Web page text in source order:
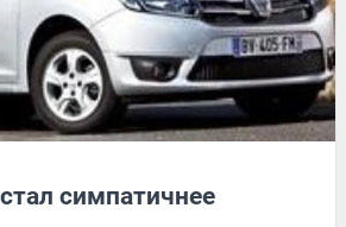
симпатичнее